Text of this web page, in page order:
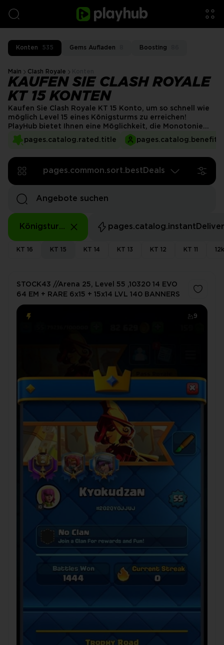
Konten 535 Gems Aufladen Boosting
Main Clash Royale
KAUFEN SIE CLASH ROYALE
KT 15 KONTEN
pages.catalog.rated.title
Kaufen Sie Clash Royale KT 15 Konto, um so schnell wie
möglich Level 15 eines Königsturms zu erreichen!
PlayHub bietet Ihnen eine Möglichkeit, die Monotonie
und Langeweile des Grinds zu einem günstigen Preis zu
überspringen. Holen Sie sich Clash Royale KT 15 Konten
pages.common.sort.bestDeals
Königsturm Stufe: 15 - 15
KT 16 KT 15 KT 14 KT 13 KT 12 KT 11
9
STOCK43 //Arena 25, Level 55 ,10320 14 EVO
64 EM + RARE 6x15 + 15x14 LVL 140 BANNERS